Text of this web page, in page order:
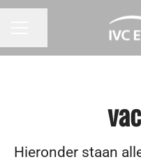
Hieronder staan